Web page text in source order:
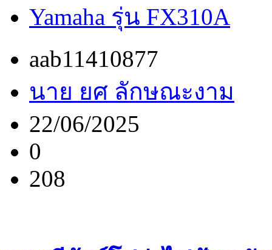
Yamaha รุ่น FX310A
aab11410877
นาย ยศ ลักษณะงาม
22/06/2025
0
208